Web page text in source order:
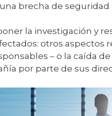
brecha de
la investigación y
otros
– o la caída
por parte de sus